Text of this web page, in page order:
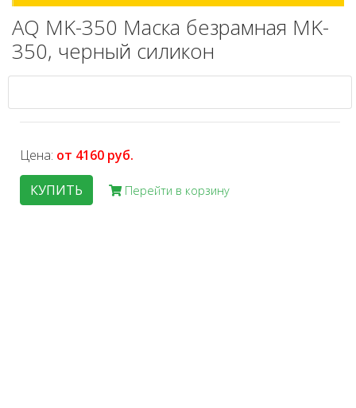
AQ MK-350 Маска безрамная MK-
350, черный силикон
Цена: от 4160 руб.
КУПИТЬ
Перейти в корзину